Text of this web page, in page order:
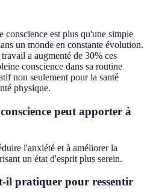
conscience est plus qu'une simple
un monde en constante évolution.
travail a augmenté de 30% ces
conscience dans sa routine
non seulement pour la santé
physique.
peut apporter à
l'anxiété et à améliorer la
un état d'esprit plus serein.
il pratiquer pour ressentir